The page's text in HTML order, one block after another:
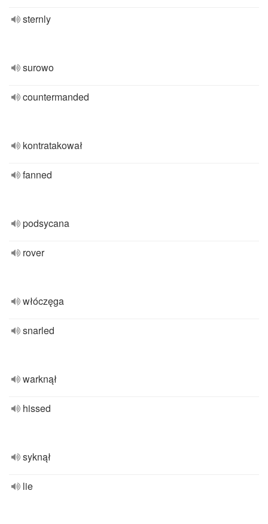
sternly
surowo
countermanded
kontratakował
fanned
podsycana
rover
włóczęga
snarled
warknął
hissed
syknął
lie